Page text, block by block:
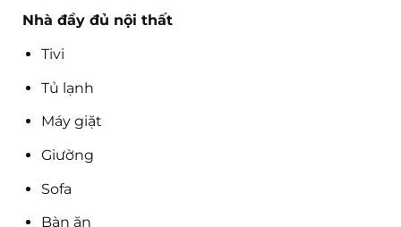
Nhà đầy đủ nội thất
Tivi
Tủ lạnh
Máy giặt
Giường
Sofa
Bàn ăn